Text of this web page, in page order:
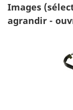
Images
agrandir -